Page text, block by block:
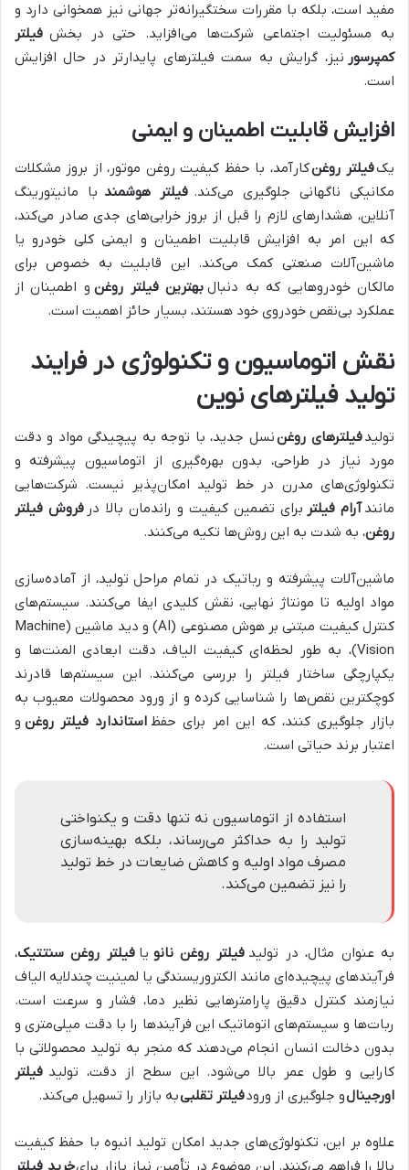
مفید است، بلکه با مقررات سختگیرانه‌تر جهانی نیز همخوانی دارد و
به مسئولیت اجتماعی شرکت‌ها می‌افزاید. حتی در بخش فیلتر
کمپرسور نیز، گرایش به سمت فیلترهای پایدارتر در حال افزایش
است.
افزایش قابلیت اطمینان و ایمنی
یکفیلتر روغنکارآمد، با حفظ کیفیت روغن موتور، از بروز مشکلات
مکانیکی ناگهانی جلوگیری می‌کند. فیلتر هوشمند با مانیتورینگ
آنلاین، هشدارهای لازم را قبل از بروز خرابی‌های جدی صادر می‌کند،
که این امر به افزایش قابلیت اطمینان و ایمنی کلی خودرو یا
ماشین‌آلات صنعتی کمک می‌کند. این قابلیت به خصوص برای
مالکان خودروهایی که به دنبال بهترین فیلتر روغن و اطمینان از
عملکرد بی‌نقص خودروی خود هستند، بسیار حائز اهمیت است.
نقش اتوماسیون و تکنولوژی در فرایند
تولید فیلترهای نوین
تولیدفیلترهای روغننسل جدید، با توجه به پیچیدگی مواد و دقت
مورد نیاز در طراحی، بدون بهره‌گیری از اتوماسیون پیشرفته و
تکنولوژی‌های مدرن در خط تولید امکان‌پذیر نیست. شرکت‌هایی
مانند آرام فیلتر برای تضمین کیفیت و راندمان بالا در فروش فیلتر
روغن، به شدت به این روش‌ها تکیه می‌کنند.
ماشین‌آلات پیشرفته و رباتیک در تمام مراحل تولید، از آماده‌سازی
مواد اولیه تا مونتاژ نهایی، نقش کلیدی ایفا می‌کنند. سیستم‌های
کنترل کیفیت مبتنی بر هوش مصنوعی (AI) و دید ماشین (Machine
Vision)، به طور لحظه‌ای کیفیت الیاف، دقت ابعادی المنت‌ها و
یکپارچگی ساختار فیلتر را بررسی می‌کنند. این سیستم‌ها قادرند
کوچکترین نقص‌ها را شناسایی کرده و از ورود محصولات معیوب به
بازار جلوگیری کنند، که این امر برای حفظ استاندارد فیلتر روغن و
اعتبار برند حیاتی است.
استفاده از اتوماسیون نه تنها دقت و یکنواختی
تولید را به حداکثر می‌رساند، بلکه بهینه‌سازی
مصرف مواد اولیه و کاهش ضایعات در خط تولید
را نیز تضمین می‌کند.
به عنوان مثال، در تولید فیلتر روغن نانو یا فیلتر روغن سنتتیک،
فرآیندهای پیچیده‌ای مانند الکتروریسندگی یا لمینیت چندلایه الیاف
نیازمند کنترل دقیق پارامترهایی نظیر دما، فشار و سرعت است.
ربات‌ها و سیستم‌های اتوماتیک این فرآیندها را با دقت میلی‌متری و
بدون دخالت انسان انجام می‌دهند که منجر به تولید محصولاتی با
کارایی و طول عمر بالا می‌شود. این سطح از دقت، تولید فیلتر
اورجینالو جلوگیری از ورودفیلتر تقلبیبه بازار را تسهیل می‌کند.
علاوه بر این، تکنولوژی‌های جدید امکان تولید انبوه با حفظ کیفیت